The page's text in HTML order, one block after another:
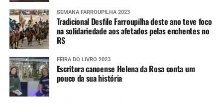
SEMANA FARROUPILHA 2023
Tradicional Desfile Farroupilha deste ano teve foco
na solidariedade aos afetados pelas enchentes no
RS
FEIRA DO LIVRO 2023
Escritora canoense Helena da Rosa conta um
pouco da sua história